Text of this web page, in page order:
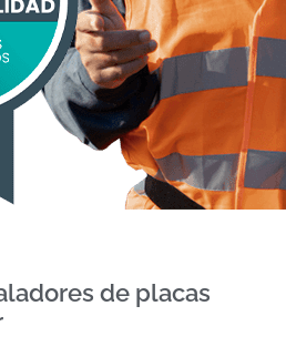
de placas